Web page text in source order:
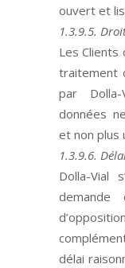
ouvert et
1.3.9.5.
Les Clients
traitement
par
données
et non plus
1.3.9.6.
Dolla-Vial
demande
délai